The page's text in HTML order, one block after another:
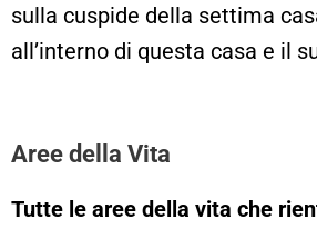
sulla cuspide della settima
all’interno di questa casa e il
Aree della Vita
Tutte le aree della vita che